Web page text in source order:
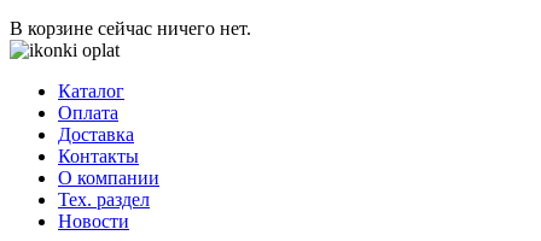
В корзине сейчас ничего нет.
Каталог
Оплата
Доставка
Контакты
О компании
Тех. раздел
Новости